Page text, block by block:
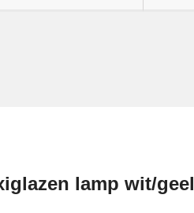
lamp wit/geel